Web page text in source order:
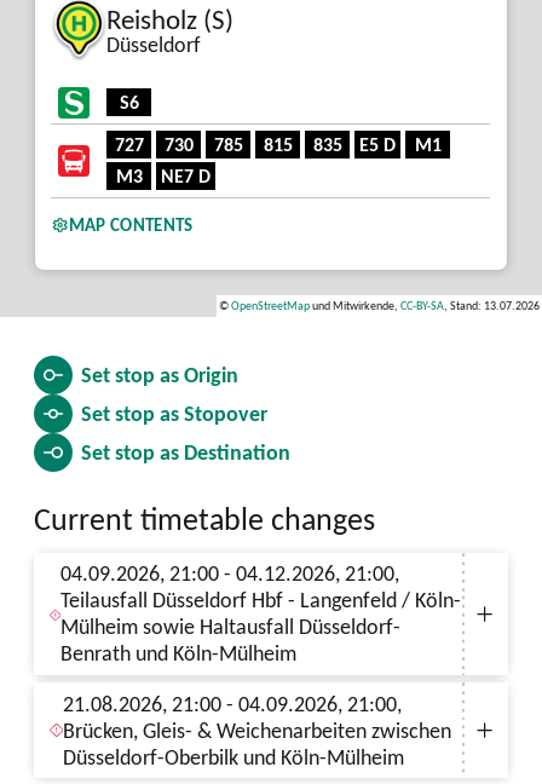
Reisholz (S)
Düsseldorf
S6
727
730 785 815 835 E5 D
M1
M3
NE7 D
MAP CONTENTS
©OpenStreetMapund Mitwirkende, CC-BY-SA, Stand: 13.07.2026
Set stop asOrigin
Set stop asStopover
Set stop as Destination
Current timetable changes
04.09.2026, 21:00 - 04.12.2026, 21:00,
Teilausfall Düsseldorf Hbf - Langenfeld / Köln-
Mülheim sowie Haltausfall Düsseldorf-
Benrath und Köln-Mülheim
21.08.2026, 21:00 - 04.09.2026, 21:00,
Brücken, Gleis- & Weichenarbeiten zwischen
Düsseldorf-Oberbilk und Köln-Mülheim